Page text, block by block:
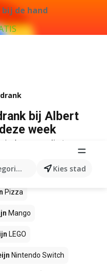
de hand
producten...
Kies stad
bij Albert
week
voor die term.
winkels Albert
Pizza
Mango
LEGO
Nintendo Switch